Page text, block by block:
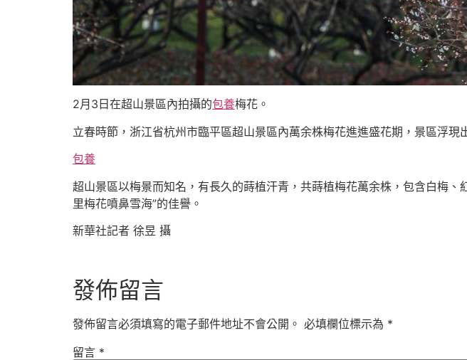
2月3日在超山景區內拍攝的包養梅花。
立春時節，浙江省杭州市臨平區超山景區內萬余株梅花進進盛花期，景區浮
包養
超山景區以梅景而知名，有長久的蒔植汗青，共蒔植梅花萬余株，包含白梅、
里梅花噴鼻雪海”的佳譽。
新華社記者 徐昱 攝
發佈留言
發佈留言必須填寫的電子郵件地址不會公開。 必填欄位標示為 *
留言 *